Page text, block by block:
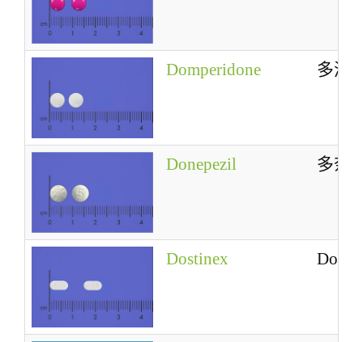
Domperidone 多潘
Donepezil 多奈
Dostinex